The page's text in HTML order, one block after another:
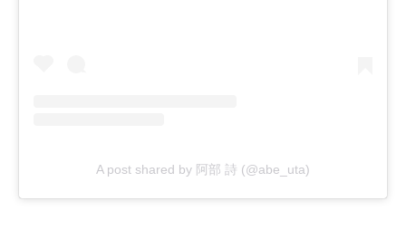
A post shared by 阿部 詩 (@abe_uta)